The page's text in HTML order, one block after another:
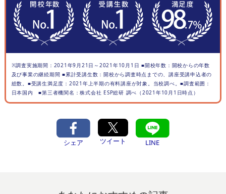
※調査実施期間：2021年9月21日～2021年10月1日 ■開校年数：開校からの年数
及び事業の継続期間 ■累計受講生数：開校から調査時点までの、講座受講申込者の
総数。■受講生満足度：2021年上半期の有料講座が対象。当校調べ。■調査範囲：
日本国内 ■第三者機関名：株式会社 ESP総研 調べ（2021年10月1日時点）
シェア ツイート LINE